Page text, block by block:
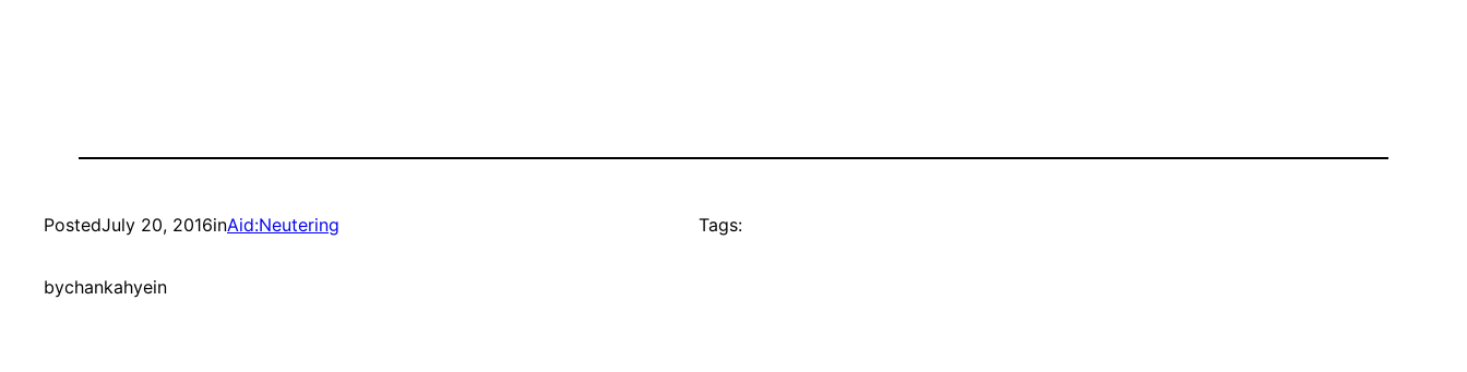
PostedJuly 20, 2016inAid:Neutering
bychankahyein
Tags: